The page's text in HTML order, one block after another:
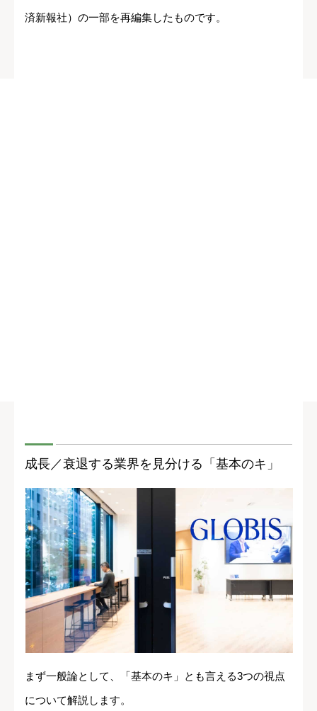
済新報社）の一部を再編集したものです。
成長／衰退する業界を見分ける「基本のキ」
まず一般論として、「基本のキ」とも言える3つの視点
について解説します。